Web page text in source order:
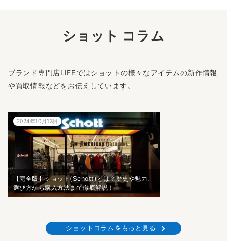
ショット コラム
ブランド専門店LIFEではショットの様々なアイテムの新作情報
や買取情報などをお伝えしています。
【完全版】ショット(Schott)とは？歴史や魅力,
選び方から購入方法まで徹底解説！
2024年10月13日
ショットコラムをもっと見る